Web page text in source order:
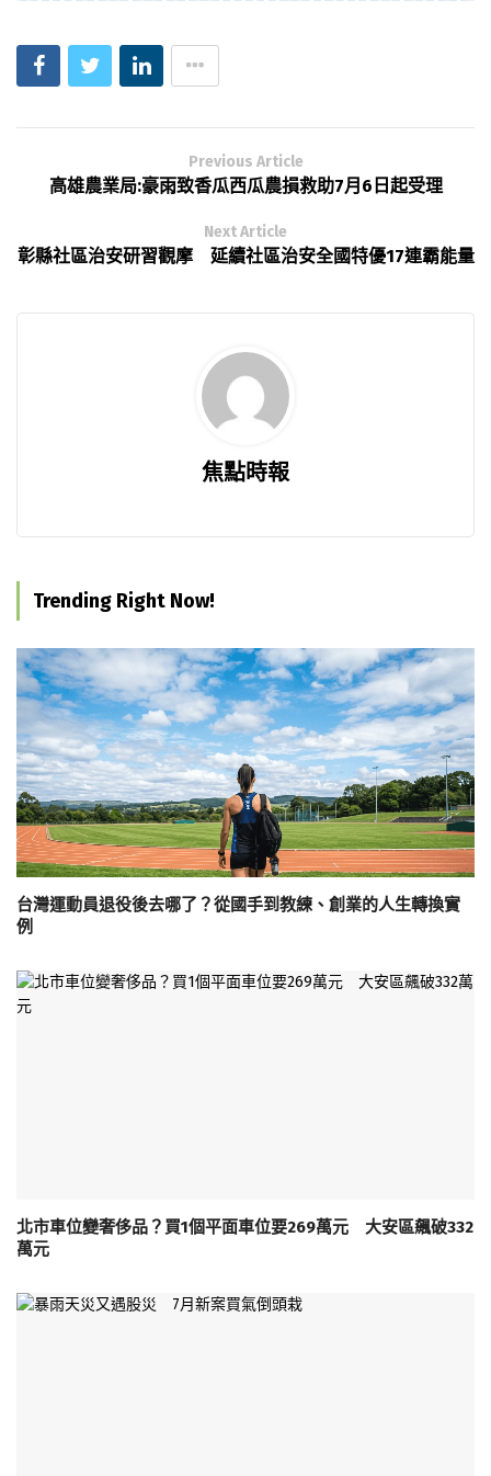
Previous Article
高雄農業局:豪雨致香瓜西瓜農損救助7月6日起受理
Next Article
彰縣社區治安研習觀摩 延續社區治安全國特優17連霸能量
焦點時報
Trending Right Now!
台灣運動員退役後去哪了？從國手到教練、創業的人生轉換實
例
北市車位變奢侈品？買1個平面車位要269萬元 大安區飆破332
萬元